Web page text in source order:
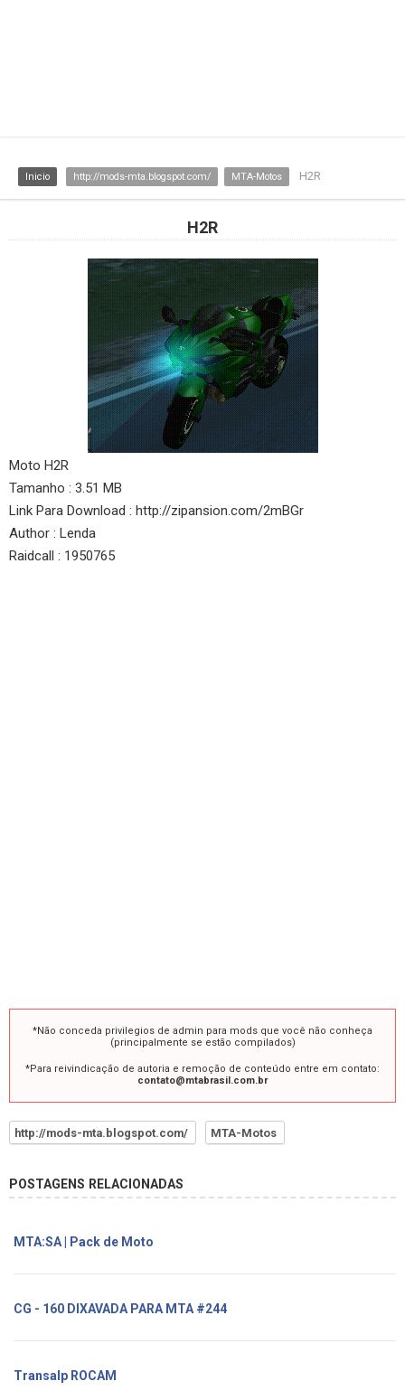
Inicio http://mods-mta.blogspot.com/ MTA-Motos H2R
H2R
Moto H2R
Tamanho : 3.51 MB
Link Para Download : http://zipansion.com/2mBGr
Author : Lenda
Raidcall : 1950765
*Não conceda privilegios de admin para mods que você não conheça
(principalmente se estão compilados)
*Para reivindicação de autoria e remoção de conteúdo entre em contato:
contato@mtabrasil.com.br
http://mods-mta.blogspot.com/ MTA-Motos
POSTAGENS RELACIONADAS
MTA:SA | Pack de Moto
CG - 160 DIXAVADA PARA MTA #244
Transalp ROCAM